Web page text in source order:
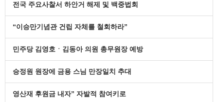
전국 주요사찰서 하안거 해제 및 백중법회
“이승만기념관 건립 자체를 철회하라”
민주당 김영호ㆍ김동아 의원 총무원장 예방
승정원 원장에 금용 스님 만장일치 추대
영산재 후원금 내자” 자발적 참여키로